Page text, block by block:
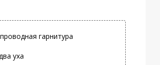
гарнитура
уха